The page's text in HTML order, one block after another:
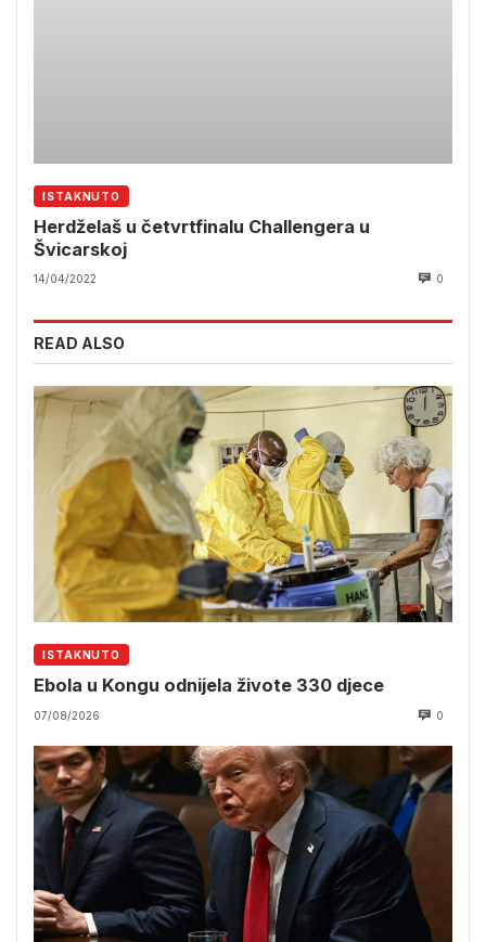
ISTAKNUTO
Herdželaš u četvrtfinalu Challengera u
Švicarskoj
14/04/2022 0
READ ALSO
ISTAKNUTO
Ebola u Kongu odnijela živote 330 djece
07/08/2026 0